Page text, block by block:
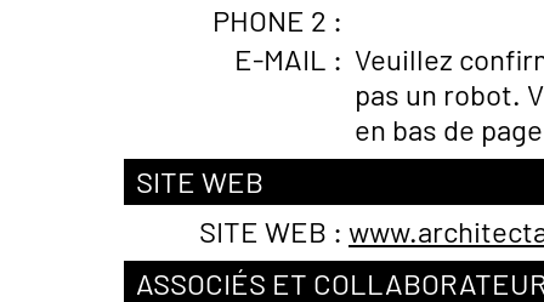
PHONE 2 :
E-MAIL : Veuillez
pas un robot.
en bas de
SITE WEB
SITE WEB :
ASSOCIÉS ET